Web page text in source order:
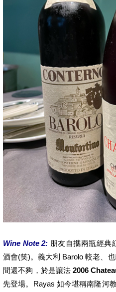
Wine Note 2: 朋友自攜兩瓶經典
酒會(笑)。義大利 Barolo 較老、
間還不夠，於是讓法2006
先登場。Rayas 如今堪稱南隆河